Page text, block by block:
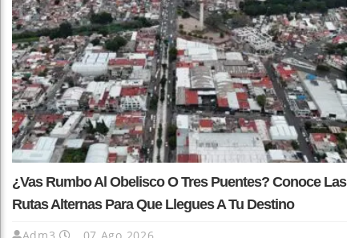
¿Vas Rumbo Al Obelisco O Tres Puentes? Conoce Las
Rutas Alternas Para Que Llegues A Tu Destino